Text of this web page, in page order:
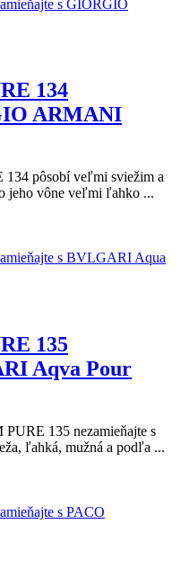
134
ARMANI
134 pôsobí veľmi sviežim a
jeho vône veľmi ľahko ...
135
Aqva Pour
135 nezamieňajte s
ľahká, mužná a podľa ...